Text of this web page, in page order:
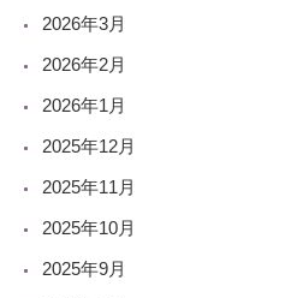
2026年3月
2026年2月
2026年1月
2025年12月
2025年11月
2025年10月
2025年9月